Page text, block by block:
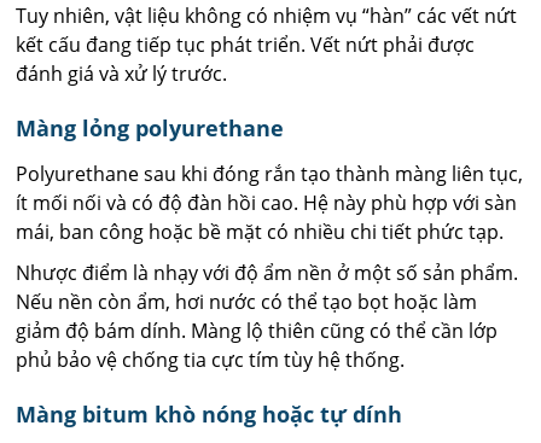
Tuy nhiên, vật liệu không có nhiệm vụ “hàn” các vết nứt
kết cấu đang tiếp tục phát triển. Vết nứt phải được
đánh giá và xử lý trước.
Màng lỏng polyurethane
Polyurethane sau khi đóng rắn tạo thành màng liên tục,
ít mối nối và có độ đàn hồi cao. Hệ này phù hợp với sàn
mái, ban công hoặc bề mặt có nhiều chi tiết phức tạp.
Nhược điểm là nhạy với độ ẩm nền ở một số sản phẩm.
Nếu nền còn ẩm, hơi nước có thể tạo bọt hoặc làm
giảm độ bám dính. Màng lộ thiên cũng có thể cần lớp
phủ bảo vệ chống tia cực tím tùy hệ thống.
Màng bitum khò nóng hoặc tự dính